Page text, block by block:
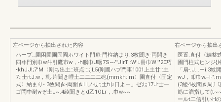
左ページから抽出された内容
ハープ…圃困圃圃固園ホワイト門扉-門柱納まり.3枚聞き-両開き
四ヰ門別巾w斗引鷹市w，-h腸巾J咽7S~-"'JlrTI:W'↓冊巾W''"20巧
•khJJ!;7'M〈剛ち出土::班点::;;jL5(剛圃ハプ門車1001上土廿::土
7:;士rtJ:w，札-片聞き哩土二二二二砲(mmkh:im〉圃直付〈固定
式〉納まり•.3牧聞き-両開きLlノせ:;土f巾日よー」ゼ;i;;17J:士ー
ゴ問中耐wぞ土J~.4綾聞きとd乙1OLr，.巾w~~
右ページから抽出
医置.直付〈鯛整
圃門柱式ヒンジ{
「扇-.J...ーi.3紋
wJ，叩巾w.--l-
(3綾4枚聞き周〕
筋に溜指して
ールt二信引いH